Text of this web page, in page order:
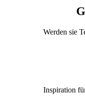
Werden sie
Inspiration